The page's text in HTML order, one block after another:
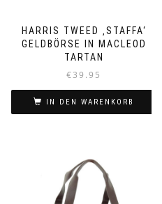
HARRIS TWEED ‚STAFFA‘
GELDBÖRSE IN MACLEOD
TARTAN
€39.95
IN DEN WARENKORB